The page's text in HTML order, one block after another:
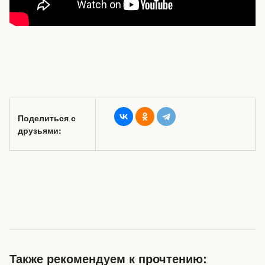
Поделиться с
друзьями:
Также рекомендуем к прочтению: